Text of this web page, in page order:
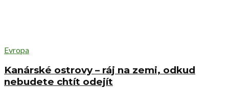
Evropa
Kanárské ostrovy – ráj na zemi, odkud
nebudete chtít odejít